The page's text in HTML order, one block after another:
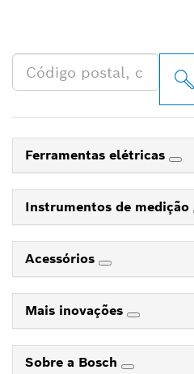
Ferramentas elétricas
Instrumentos de medição
Acessórios
Mais inovações
Sobre a Bosch